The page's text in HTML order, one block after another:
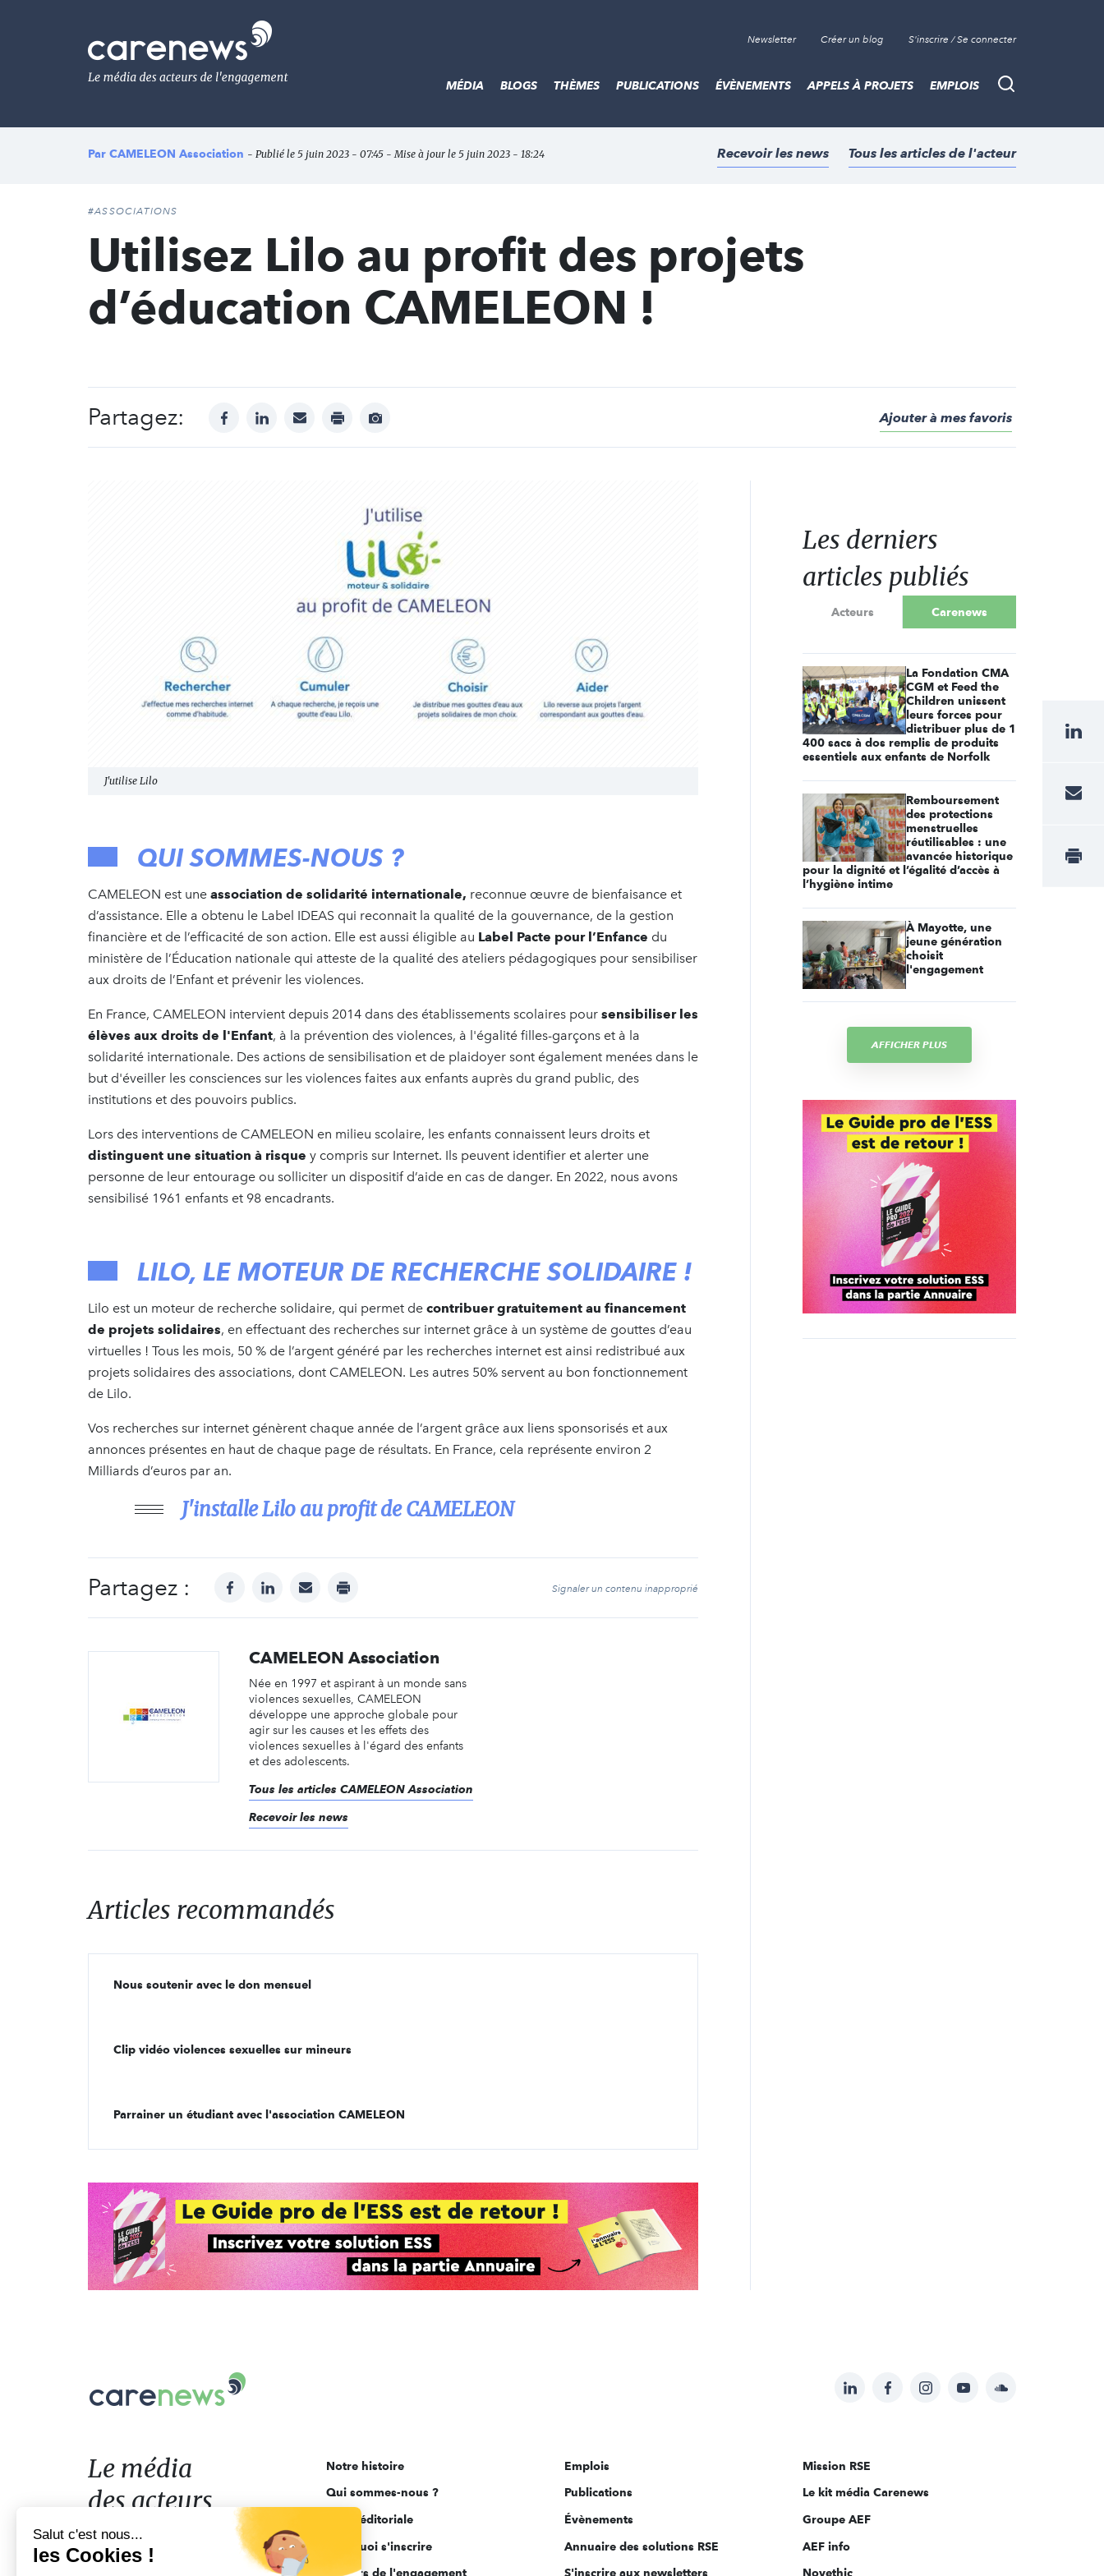
Le
média
de
l'engagement
Newsletter Créer un blog S'inscrire / Se connecter
Recherche
MÉDIA BLOGS THÈMES PUBLICATIONS ÉVÈNEMENTS APPELS À PROJETS EMPLOIS
Par CAMELEON Association - Publié le 5 juin 2023 - 07:45 - Mise à jour le 5 juin 2023 - 18:24 Recevoir les news Tous les articles de l'acteur
#ASSOCIATIONS
Utilisez Lilo au profit des projets
d’éducation CAMELEON !
Partagez: facebooklinkedinmail print
Afficher
Ajouter à mes favoris
J'utilise Lilo
QUI SOMMES-NOUS ?
CAMELEON est une association de solidarité internationale, reconnue œuvre de bienfaisance et
d’assistance. Elle a obtenu le Label IDEAS qui reconnait la qualité de la gouvernance, de la gestion
financière et de l’efficacité de son action. Elle est aussi éligible au Label Pacte pour l’Enfance du
ministère de l’Éducation nationale qui atteste de la qualité des ateliers pédagogiques pour sensibiliser
aux droits de l’Enfant et prévenir les violences.
En France, CAMELEON intervient depuis 2014 dans des établissements scolaires pour sensibiliser les
élèves aux droits de l'Enfant, à la prévention des violences, à l'égalité filles-garçons et à la
solidarité internationale. Des actions de sensibilisation et de plaidoyer sont également menées dans le
but d'éveiller les consciences sur les violences faites aux enfants auprès du grand public, des
institutions et des pouvoirs publics.
Lors des interventions de CAMELEON en milieu scolaire, les enfants connaissent leurs droits et
distinguent une situation à risque y compris sur Internet. Ils peuvent identifier et alerter une
personne de leur entourage ou solliciter un dispositif d’aide en cas de danger. En 2022, nous avons
sensibilisé 1961 enfants et 98 encadrants.
LILO, LE MOTEUR DE RECHERCHE SOLIDAIRE !
Lilo est un moteur de recherche solidaire, qui permet de contribuer gratuitement au financement
de projets solidaires, en effectuant des recherches sur internet grâce à un système de gouttes d’eau
virtuelles ! Tous les mois, 50 % de l’argent généré par les recherches internet est ainsi redistribué aux
projets solidaires des associations, dont CAMELEON. Les autres 50% servent au bon fonctionnement
de Lilo.
Vos recherches sur internet génèrent chaque année de l’argent grâce aux liens sponsorisés et aux
annonces présentes en haut de chaque page de résultats. En France, cela représente environ 2
Milliards d’euros par an.
J'installe Lilo au profit de CAMELEON
Partagez : facebooklinkedinmail print Signaler un contenu inapproprié
CAMELEON Association
Née en 1997 et aspirant à un monde sans
violences sexuelles, CAMELEON
développe une approche globale pour
agir sur les causes et les effets des
violences sexuelles à l'égard des enfants
et des adolescents.
Tous les articles CAMELEON Association
Recevoir les news
Articles recommandés
Nous soutenir avec le don mensuel
Clip vidéo violences sexuelles sur mineurs
Parrainer un étudiant avec l'association CAMELEON
Les derniers
articles publiés
Acteurs Carenews
La Fondation CMA
CGM et Feed the
Children unissent
leurs forces pour
distribuer plus de 1
400 sacs à dos remplis de produits
essentiels aux enfants de Norfolk
Remboursement
des protections
menstruelles
réutilisables : une
avancée historique
pour la dignité et l’égalité d’accès à
l’hygiène intime
À Mayotte, une
jeune génération
choisit
l'engagement
AFFICHER PLUS
Suivez-
sur:
LinkedInFacebookInstagramYouTubeSoundcloud
Le
acteurs
de
l'engagement
Le média
des acteurs
de l'engagement
Notre histoire
Qui sommes-nous ?
Ligne éditoriale
Pourquoi s'inscrire
Acteurs de l'engagement
Emplois
Publications
Évènements
Annuaire des solutions RSE
S'inscrire aux newsletters
Mission RSE
Le kit média Carenews
Groupe AEF
AEF info
Novethic
Salut c'est nous...
les Cookies !